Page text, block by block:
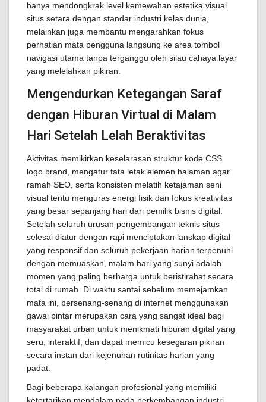
hanya mendongkrak level kemewahan estetika visual
situs setara dengan standar industri kelas dunia,
melainkan juga membantu mengarahkan fokus
perhatian mata pengguna langsung ke area tombol
navigasi utama tanpa terganggu oleh silau cahaya layar
yang melelahkan pikiran.
Mengendurkan Ketegangan Saraf
dengan Hiburan Virtual di Malam
Hari Setelah Lelah Beraktivitas
Aktivitas memikirkan keselarasan struktur kode CSS
logo brand, mengatur tata letak elemen halaman agar
ramah SEO, serta konsisten melatih ketajaman seni
visual tentu menguras energi fisik dan fokus kreativitas
yang besar sepanjang hari dari pemilik bisnis digital.
Setelah seluruh urusan pengembangan teknis situs
selesai diatur dengan rapi menciptakan lanskap digital
yang responsif dan seluruh pekerjaan harian terpenuhi
dengan memuaskan, malam hari yang sunyi adalah
momen yang paling berharga untuk beristirahat secara
total di rumah. Di waktu santai sebelum memejamkan
mata ini, bersenang-senang di internet menggunakan
gawai pintar merupakan cara yang sangat ideal bagi
masyarakat urban untuk menikmati hiburan digital yang
seru, interaktif, dan dapat memicu kesegaran pikiran
secara instan dari kejenuhan rutinitas harian yang
padat.
Bagi beberapa kalangan profesional yang memiliki